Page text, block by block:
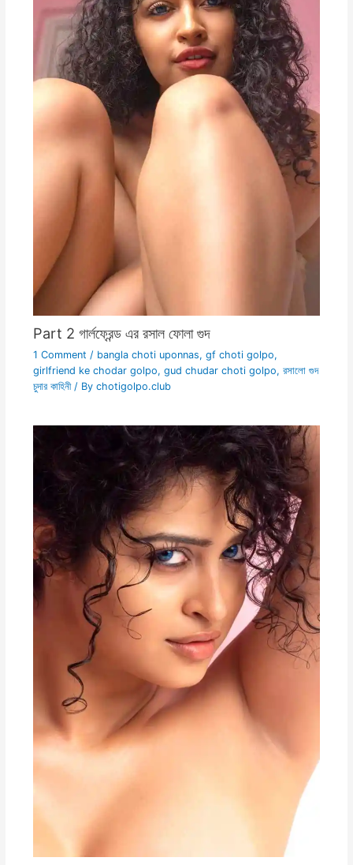
Part 2 গার্লফ্রেন্ড এর রসাল ফোলা গুদ
1 Comment / bangla choti uponnas, gf choti golpo,
girlfriend ke chodar golpo, gud chudar choti golpo, রসালো গুদ
চুদার কাহিনী/ By chotigolpo.club